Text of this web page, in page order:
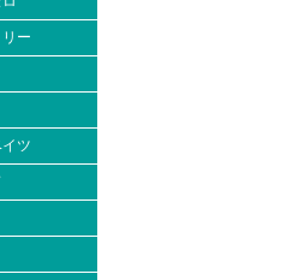
ー
ツ